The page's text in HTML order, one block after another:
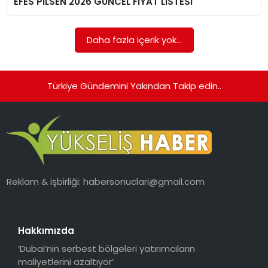
Daha fazla içerik yok...
Türkiye Gündemini Yakından Takip edin..
Reklam & işbirliği:habersonuclari@gmail.com
Hakkımızda
‘Dubai’nin serbest bölgeleri yatırımcıların
maliyetlerini azaltıyor’